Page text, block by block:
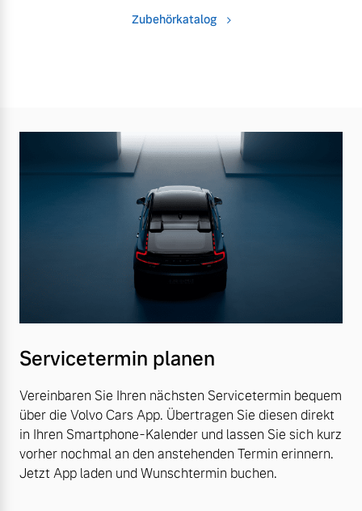
Zubehörkatalog
Servicetermin planen
Vereinbaren Sie Ihren nächsten Servicetermin bequem
über die Volvo Cars App. Übertragen Sie diesen direkt
in Ihren Smartphone-Kalender und lassen Sie sich kurz
vorher nochmal an den anstehenden Termin erinnern.
Jetzt App laden und Wunschtermin buchen.